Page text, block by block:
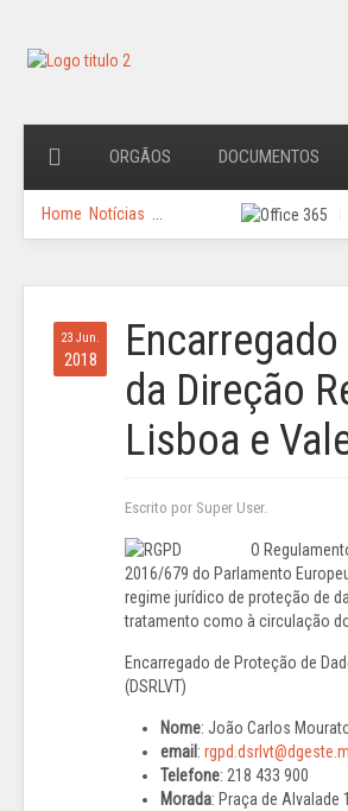
ORGÃOS DOCUMENTOS
Home Notícias
23 Jun.
2018
da Direção
Lisboa e
Escrito por Super User.
O
2016/679 do Parlamento
regime jurídico de proteção de
tratamento como à circulação
Encarregado de Proteção de
(DSRLVT)
Nome: João Carlos
email :
Telefone: 218 433 900
Morada: Praça de Alvalade